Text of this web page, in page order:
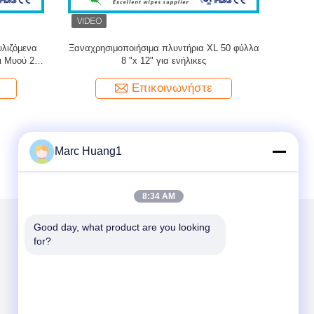
Καθαρίστε το χωριστά συσκευασμένο χέρι
σκουπίζει το αντιβακτηριακό μέγεθος ταξιδιού
Επικοινωνήστε
Στείλτε μας μήνυμα
Marc Huang1
8:34 AM
Good day, what product are you looking
for?